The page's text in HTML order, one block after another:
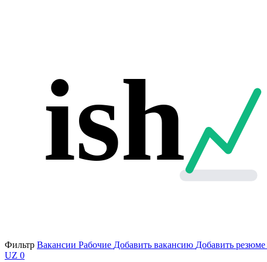
ish
Фильтр Вакансии Рабочие Добавить вакансию Добавить резюме
UZ 0